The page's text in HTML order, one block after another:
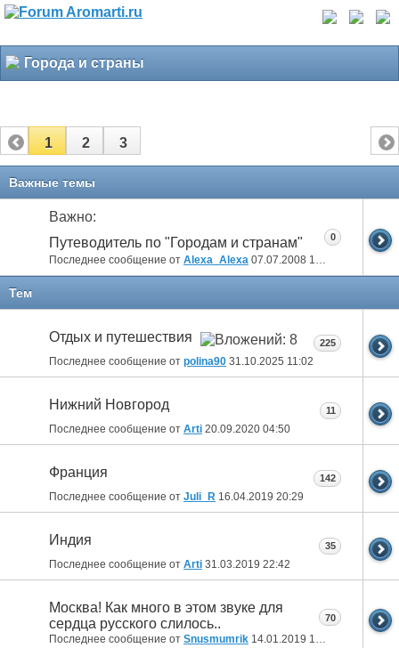
Города и страны
1 2 3
Важные темы
Важно:
Путеводитель по "Городам и странам"
Последнее сообщение от Alexa_Alexa 07.07.2008 16:34
0
Тем
Отдых и путешествия
Последнее сообщение от polina90 31.10.2025 11:02
225
Нижний Новгород
Последнее сообщение от Arti 20.09.2020 04:50
11
Франция
Последнее сообщение от Juli_R 16.04.2019 20:29
142
Индия
Последнее сообщение от Arti 31.03.2019 22:42
35
Москва! Как много в этом звуке для
сердца русского слилось..
Последнее сообщение от Snusmumrik 14.01.2019 18:45
70